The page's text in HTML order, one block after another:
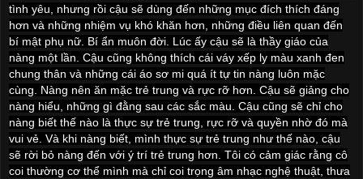
tình yêu, nhưng rồi cậu sẽ dùng đến những mục đích thích đáng
hơn và những nhiệm vụ khó khăn hơn, những điều liên quan đến
bí mật phụ nữ. Bí ẩn muôn đời. Lúc ấy cậu sẽ là thầy giáo của
nàng một lần. Cậu cũng không thích cái váy xếp ly màu xanh đen
chung thân và những cái áo sơ mi quá ít tự tin nàng luôn mặc
cùng. Nàng nên ăn mặc trẻ trung và rực rỡ hơn. Cậu sẽ giảng cho
nàng hiểu, những gì đằng sau các sắc màu. Cậu cũng sẽ chỉ cho
nàng biết thế nào là thực sự trẻ trung, rực rỡ và quyền nhờ đó mà
vui vẻ. Và khi nàng biết, mình thực sự trẻ trung như thế nào, cậu
sẽ rời bỏ nàng đến với ý trí trẻ trung hơn. Tôi có cảm giác rằng cô
coi thường cơ thể mình mà chỉ coi trọng âm nhạc nghệ thuật, thưa